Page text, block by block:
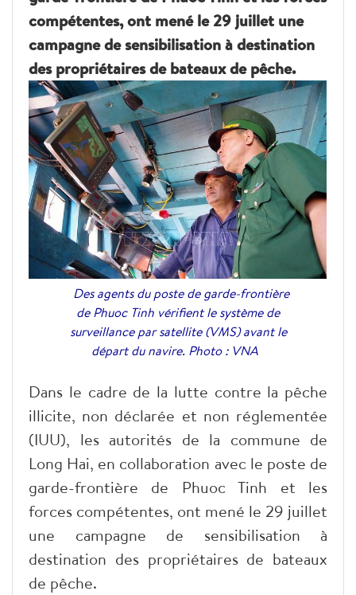
compétentes, ont mené le 29 juillet une
campagne de sensibilisation à destination
des propriétaires de bateaux de pêche.
Des agents du poste de garde-frontière
de Phuoc Tinh vérifient le système de
surveillance par satellite (VMS) avant le
départ du navire. Photo : VNA
Dans le cadre de la lutte contre la pêche
illicite, non déclarée et non réglementée
(IUU), les autorités de la commune de
Long Hai, en collaboration avec le poste de
garde-frontière de Phuoc Tinh et les
forces compétentes, ont mené le 29 juillet
une campagne de sensibilisation à
destination des propriétaires de bateaux
de pêche.